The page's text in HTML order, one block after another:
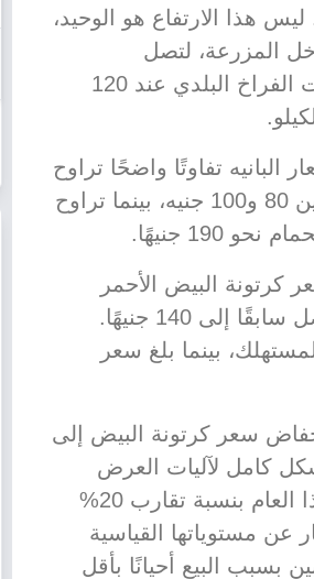
فقط. ليس هذا الارتفاع هو الوحيد،
سجلت نحو 90 جنيهًا داخل المزرعة، لتصل
للمستهلك بسعر يتجاوز 105 جنيهات. كما استقرت الفراخ البلدي عند 120
تفاوتًا واضحًا تراوح
بين 180 و260 جنيهًا للكيلو. وسجلت الأوراك ما بين 80 و100 جنيه، بينما تراوح
البيض الأحمر
للمستهلك بين 100 و110 جنيهات، بعدما كانت تصل سابقًا إلى 140 جنيهًا.
نحو 105 جنيهات للمستهلك، بينما بلغ سعر
سعر كرتونة البيض إلى
كامل لآليات العرض
والطلب داخل السوق. وأوضح أن الإنتاج ارتفع هذا العام بنسبة تقارب 20%
عن مستوياتها القياسية
بسبب البيع أحيانًا بأقل